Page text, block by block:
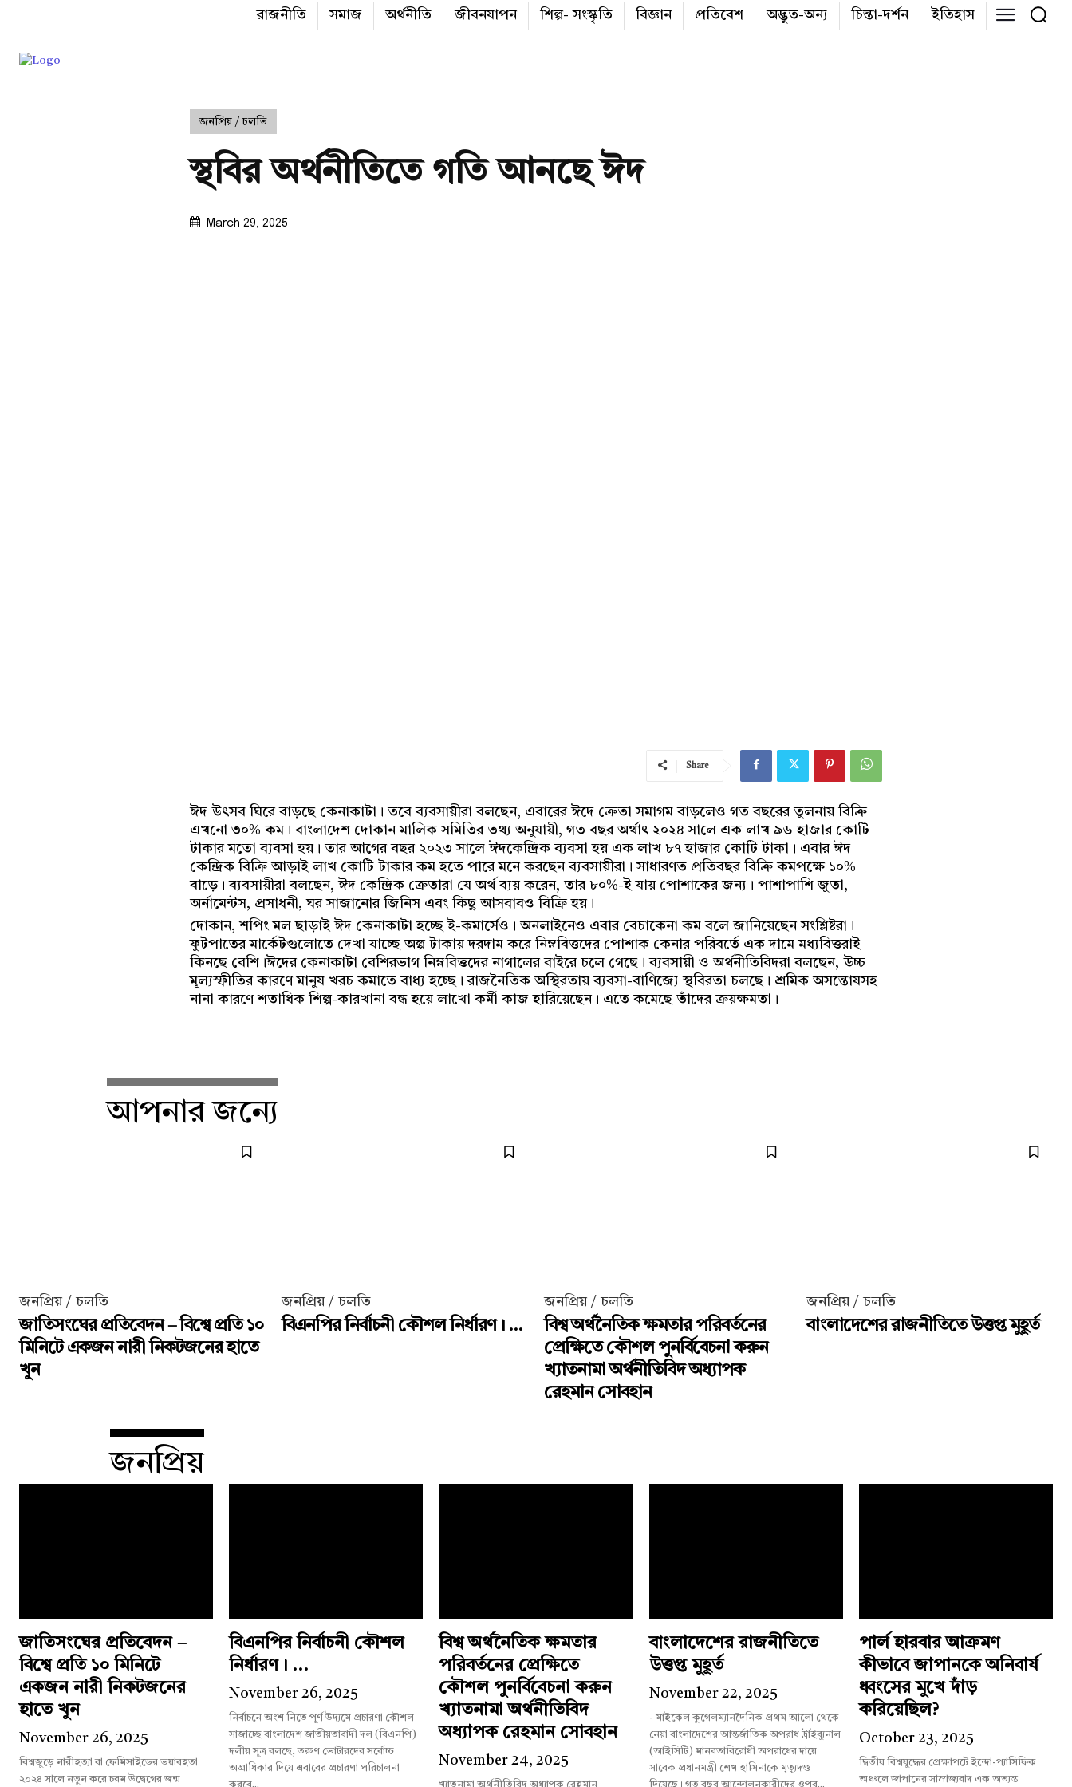
রাজনীতি সমাজ অর্থনীতি জীবনযাপন শিল্প- সংস্কৃতি বিজ্ঞান প্রতিবেশ অদ্ভুত-অন্য চিন্তা-দর্শন ইতিহাস
জনপ্রিয় / চলতি
স্থবির অর্থনীতিতে গতি আনছে ঈদ
March 29, 2025
Share
ঈদ উৎসব ঘিরে বাড়ছে কেনাকাটা। তবে ব্যবসায়ীরা বলছেন, এবারের ঈদে ক্রেতা সমাগম বাড়লেও গত বছরের তুলনায় বিক্রি
এখনো ৩০% কম। বাংলাদেশ দোকান মালিক সমিতির তথ্য অনুযায়ী, গত বছর অর্থাৎ ২০২৪ সালে এক লাখ ৯৬ হাজার কোটি
টাকার মতো ব্যবসা হয়। তার আগের বছর ২০২৩ সালে ঈদকেন্দ্রিক ব্যবসা হয় এক লাখ ৮৭ হাজার কোটি টাকা। এবার ঈদ
কেন্দ্রিক বিক্রি আড়াই লাখ কোটি টাকার কম হতে পারে মনে করছেন ব্যবসায়ীরা। সাধারণত প্রতিবছর বিক্রি কমপক্ষে ১০%
বাড়ে। ব্যবসায়ীরা বলছেন, ঈদ কেন্দ্রিক ক্রেতারা যে অর্থ ব্যয় করেন, তার ৮০%-ই যায় পোশাকের জন্য। পাশাপাশি জুতা,
অর্নামেন্টস, প্রসাধনী, ঘর সাজানোর জিনিস এবং কিছু আসবাবও বিক্রি হয়।
দোকান, শপিং মল ছাড়াই ঈদ কেনাকাটা হচ্ছে ই-কমার্সেও। অনলাইনেও এবার বেচাকেনা কম বলে জানিয়েছেন সংশ্লিষ্টরা।
ফুটপাতের মার্কেটগুলোতে দেখা যাচ্ছে অল্প টাকায় দরদাম করে নিম্নবিত্তদের পোশাক কেনার পরিবর্তে এক দামে মধ্যবিত্তরাই
কিনছে বেশি।ঈদের কেনাকাটা বেশিরভাগ নিম্নবিত্তদের নাগালের বাইরে চলে গেছে। ব্যবসায়ী ও অর্থনীতিবিদরা বলছেন, উচ্চ
মূল্যস্ফীতির কারণে মানুষ খরচ কমাতে বাধ্য হচ্ছে। রাজনৈতিক অস্থিরতায় ব্যবসা-বাণিজ্যে স্থবিরতা চলছে। শ্রমিক অসন্তোষসহ
নানা কারণে শতাধিক শিল্প-কারখানা বন্ধ হয়ে লাখো কর্মী কাজ হারিয়েছেন। এতে কমেছে তাঁদের ক্রয়ক্ষমতা।
আপনার জন্যে
জনপ্রিয় / চলতি
জাতিসংঘের প্রতিবেদন – বিশ্বে প্রতি ১০
মিনিটে একজন নারী নিকটজনের হাতে
খুন
জনপ্রিয় / চলতি
বিএনপির নির্বাচনী কৌশল নির্ধারণ। ...
জনপ্রিয় / চলতি
বিশ্ব অর্থনৈতিক ক্ষমতার পরিবর্তনের
প্রেক্ষিতে কৌশল পুনর্বিবেচনা করুন
খ্যাতনামা অর্থনীতিবিদ অধ্যাপক
রেহমান সোবহান
জনপ্রিয় / চলতি
বাংলাদেশের রাজনীতিতে উত্তপ্ত মুহূর্ত
জনপ্রিয়
জাতিসংঘের প্রতিবেদন –
বিশ্বে প্রতি ১০ মিনিটে
একজন নারী নিকটজনের
হাতে খুন
November 26, 2025
বিশ্বজুড়ে নারীহত্যা বা ফেমিসাইডের ভয়াবহতা
২০২৪ সালে নতুন করে চরম উদ্বেগের জন্ম
বিএনপির নির্বাচনী কৌশল
নির্ধারণ। ...
November 26, 2025
নির্বাচনে অংশ নিতে পূর্ণ উদ্যমে প্রচারণা কৌশল
সাজাচ্ছে বাংলাদেশ জাতীয়তাবাদী দল (বিএনপি)।
দলীয় সূত্র বলছে, তরুণ ভোটারদের সর্বোচ্চ
অগ্রাধিকার দিয়ে এবারের প্রচারণা পরিচালনা
করবে...
বিশ্ব অর্থনৈতিক ক্ষমতার
পরিবর্তনের প্রেক্ষিতে
কৌশল পুনর্বিবেচনা করুন
খ্যাতনামা অর্থনীতিবিদ
অধ্যাপক রেহমান সোবহান
November 24, 2025
খ্যাতনামা অর্থনীতিবিদ অধ্যাপক রেহমান
বাংলাদেশের রাজনীতিতে
উত্তপ্ত মুহূর্ত
November 22, 2025
- মাইকেল কুগেলম্যানদৈনিক প্রথম আলো থেকে
নেয়া বাংলাদেশের আন্তর্জাতিক অপরাধ ট্রাইব্যুনাল
(আইসিটি) মানবতাবিরোধী অপরাধের দায়ে
সাবেক প্রধানমন্ত্রী শেখ হাসিনাকে মৃত্যুদণ্ড
দিয়েছে। গত বছর আন্দোলনকারীদের ওপর...
পার্ল হারবার আক্রমণ
কীভাবে জাপানকে অনিবার্য
ধ্বংসের মুখে দাঁড়
করিয়েছিল?
October 23, 2025
দ্বিতীয় বিশ্বযুদ্ধের প্রেক্ষাপটে ইন্দো-প্যাসিফিক
অঞ্চলে জাপানের সাম্রাজ্যবাদ এক অত্যন্ত